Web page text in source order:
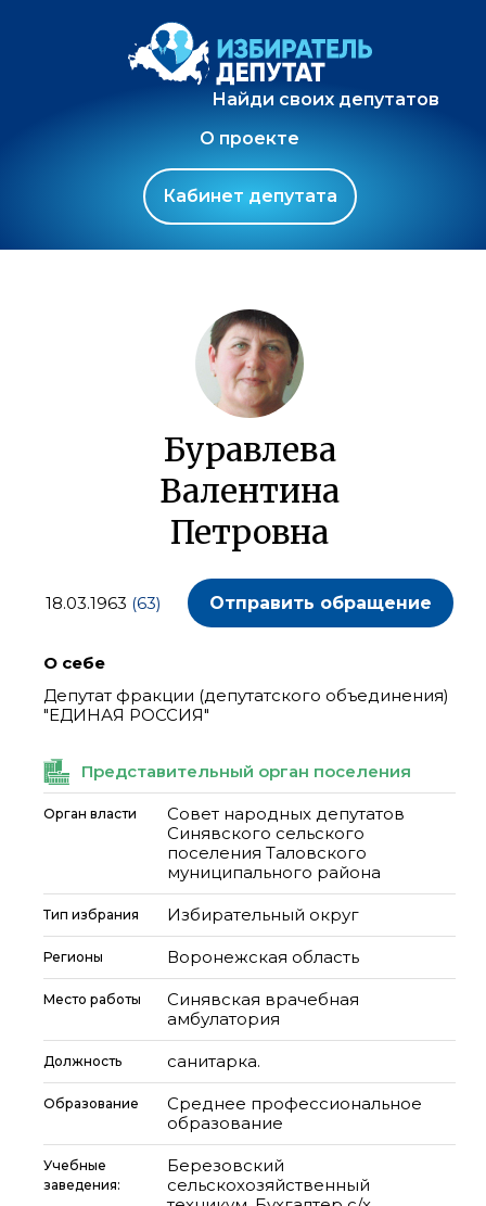
Найди своих депутатов
О проекте
Кабинет депутата
Буравлева
Валентина
Петровна
18.03.1963 (63) Отправить обращение
О себе
Депутат фракции (депутатского объединения)
"ЕДИНАЯ РОССИЯ"
Представительный орган поселения
Орган власти
Совет народных депутатов
Синявского сельского
поселения Таловского
муниципального района
Тип избрания Избирательный округ
Регионы Воронежская область
Место работы
Синявская врачебная
амбулатория
Должность санитарка.
Образование
Среднее профессиональное
образование
Учебные
заведения:
Березовский
сельскохозяйственный